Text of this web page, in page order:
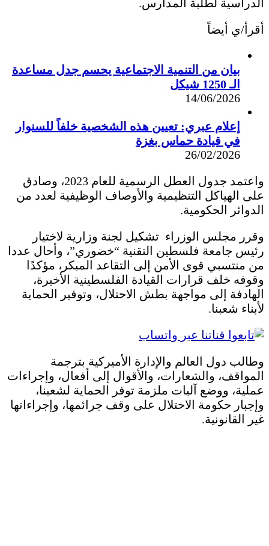
الدراسية لطلبة المدارس.
أقرأ/ي أيضاً
بيان من التنمية الاجتماعية يحسم جدل مساعدة
الـ 1250 شيكل
14/06/2026
إعلام عبري: تعيين هذه الشخصية خلفاً للسنوار
في قيادة حماس بغزة
26/02/2026
واعتمد جدول العطل الرسمية للعام 2023، وصادق
على الهياكل التنظيمية والأوصاف الوظيفية لعدد من
الدوائر الحكومية.
وقرر مجلس الوزراء تشكيل لجنة وزارية لاختيار
رئيس جامعة فلسطين التقنية “خضوري”، وأحال عددا
من منتسبي قوى الأمن إلى التقاعد المبكر، مؤكدًا
وقوفه خلف قرارات القيادة الفلسطينية الأخيرة،
الهادفة إلى مواجهة بطش الاحتلال، وتوفير الحماية
لأبناء شعبنا.
وطالب دول العالم والإدارة الأميركية بترجمة
المواقف، والشعارات، والأقوال إلى أفعال، وإجراءات
عملية، ووضع آليات ملزمة توفر الحماية لشعبنا،
وإجبار حكومة الاحتلال على وقف جرائمها، وإجراءاتها
غير القانونية.